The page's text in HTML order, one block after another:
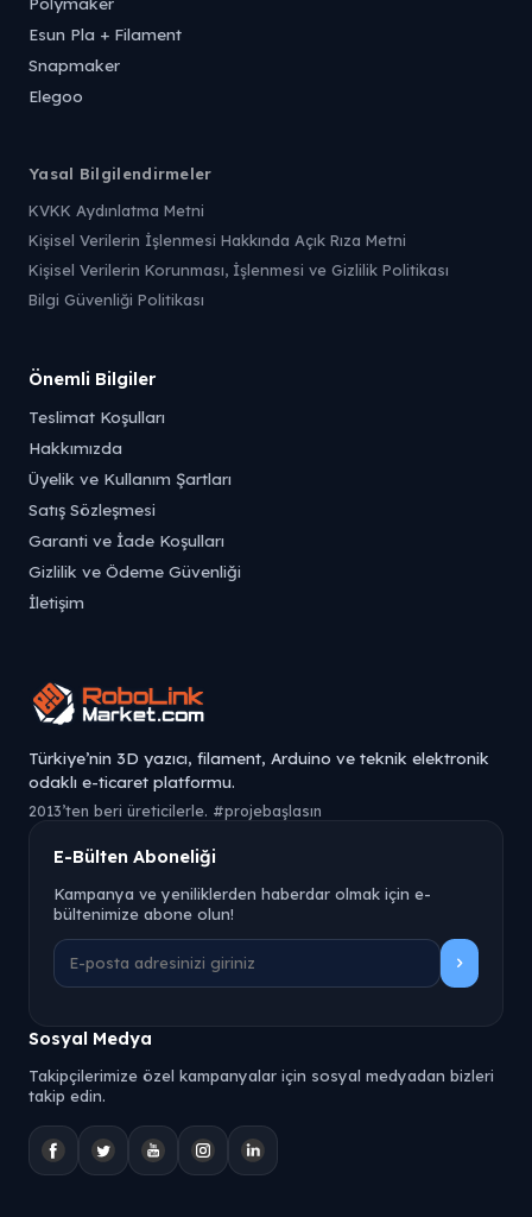
Esun Pla + Filament
Snapmaker
Elegoo
Yasal Bilgilendirmeler
KVKK Aydınlatma Metni
Kişisel Verilerin İşlenmesi Hakkında Açık Rıza Metni
Kişisel Verilerin Korunması, İşlenmesi ve Gizlilik Politikası
Bilgi Güvenliği Politikası
Önemli Bilgiler
Teslimat Koşulları
Hakkımızda
Üyelik ve Kullanım Şartları
Satış Sözleşmesi
Garanti ve İade Koşulları
Gizlilik ve Ödeme Güvenliği
İletişim
Türkiye’nin 3D yazıcı, filament, Arduino ve teknik elektronik
odaklı e-ticaret platformu.
2013’ten beri üreticilerle. #projebaşlasın
E-Bülten Aboneliği
Kampanya ve yeniliklerden haberdar olmak için e-
bültenimize abone olun!
Sosyal Medya
Takipçilerimize özel kampanyalar için sosyal medyadan bizleri
takip edin.